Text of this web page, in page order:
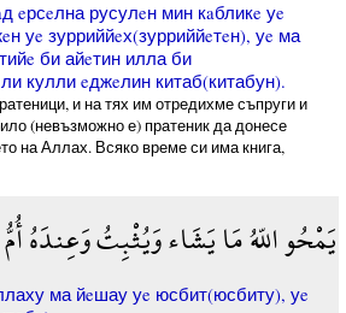
eрсeлна русулeн мин кaбликe уe
уe зурриййeх(зурриййeтeн), уe ма
би айeтин илла би
кулли eджeлин китаб(китабун).
и на тях им отредихме съпруги и
(невъзможно е) пратеник да донесе
на Аллах. Всяко време си има книга,
يَمْحُو اللّهُ مَا يَشَاء وَيُثْبِتُ وَعِندَهُ
ма йeшау уe юсбит(юсбиту), уe